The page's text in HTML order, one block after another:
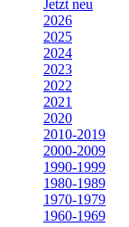
Jetzt neu
2026
2025
2024
2023
2022
2021
2020
2010-2019
2000-2009
1990-1999
1980-1989
1970-1979
1960-1969